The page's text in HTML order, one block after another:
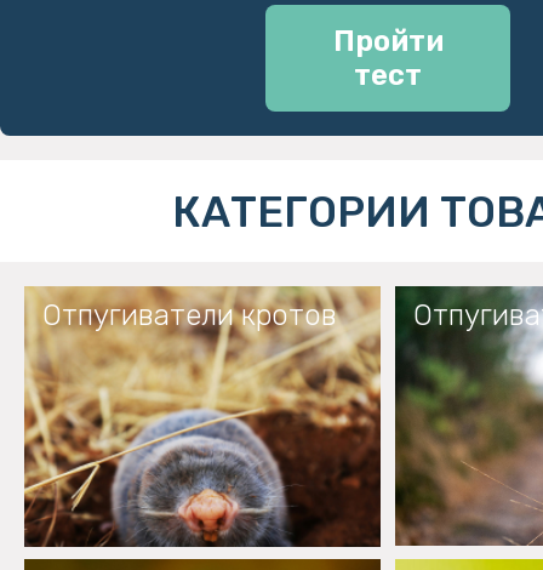
Пройти
тест
КАТЕГОРИИ
Отпугиватели кротов